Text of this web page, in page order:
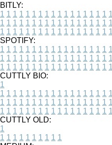
BITLY:
1 1 1 1 1 1 1 1 1 1 1 1 1 1 1 1 1 1
1 1 1 1 1 1 1 1 1 1 1 1 1 1 1 1 1 1
1 1 1 1 1 1 1 1 1 1 1 1 1 1 1 1 1 1
SPOTIFY:
1 1 1 1 1 1 1 1 1 1 1 1 1 1 1 1 1 1
1 1 1 1 1 1 1 1 1 1 1 1 1 1 1 1 1 1
1 1 1 1 1 1 1 1 1 1 1 1 1 1 1 1 1 1
CUTTLY BIO:
1
1 1 1 1 1 1 1 1 1 1 1 1 1 1 1 1 1 1
1 1 1 1 1 1 1 1 1 1 1 1 1 1 1 1 1 1
1 1 1 1 1 1 1 1 1 1 1 1 1 1 1 1 1 1
CUTTLY OLD:
1
1 1 1 1 1 1 1 1 1 1